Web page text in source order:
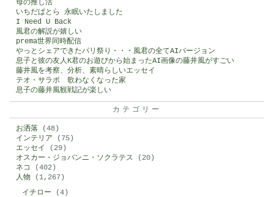
母の推し活
いちだぱとら 永眠いたしました
I Need U Back
風君の解説が嬉しい
prema世界同時配信
やっとシェアできたパリ祭り・・・風君の全てAIバージョン
息子と彼の友人K君のお遊びから始まったAI画像の藤井風がすごい
藤井風を考察、分析、素晴らしいエッセイ
テオ・サラポ 歌わなくなった家
息子の藤井風観戦記が楽しい
カテゴリー
お洒落 (48)
インテリア (75)
エッセイ
(29)
オスカー・ジョバンニ・ソクラテス (20)
ネコ
(402)
人物 (1,267)
イチロー (4)